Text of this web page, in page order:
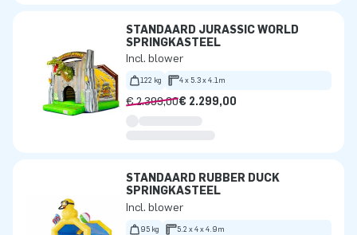
STANDAARD JURASSIC WORLD
SPRINGKASTEEL
Incl. blower
122 kg 4 x 5.3 x 4.1m
€ 2.399,00€ 2.299,00
STANDAARD RUBBER DUCK
SPRINGKASTEEL
Incl. blower
95 kg 5.2 x 4 x 4.9m